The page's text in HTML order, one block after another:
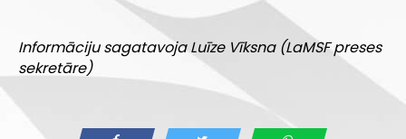
Informāciju sagatavoja Luīze Vīksna (LaMSF preses
sekretāre)